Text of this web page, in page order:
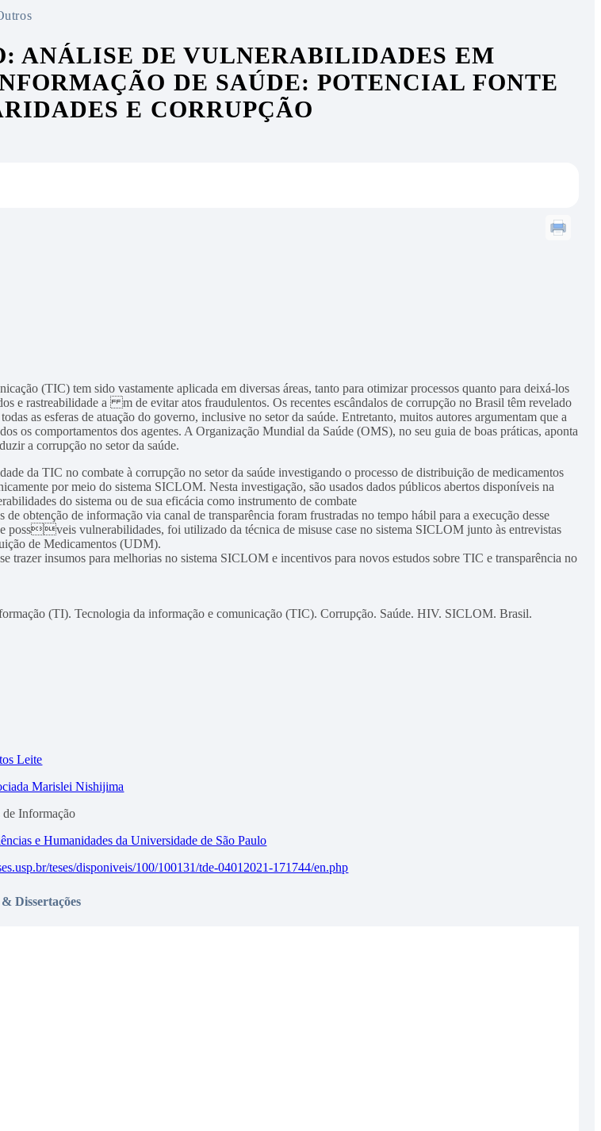
ANÁLISE DE VULNERABILIDADES EM
DE SAÚDE: POTENCIAL FONTE
E CORRUPÇÃO
(TIC) tem sido vastamente aplicada em diversas áreas, tanto para otimizar processos quanto para deixá-los
e rastreabilidade a m de evitar atos fraudulentos. Os recentes escândalos de corrupção no Brasil têm revelado
as esferas de atuação do governo, inclusive no setor da saúde. Entretanto, muitos autores argumentam que a
os comportamentos dos agentes. A Organização Mundial da Saúde (OMS), no seu guia de boas práticas, aponta
a corrupção no setor da saúde.
da TIC no combate à corrupção no setor da saúde investigando o processo de distribuição de medicamentos
por meio do sistema SICLOM. Nesta investigação, são usados dados públicos abertos disponíveis na
do sistema ou de sua eficácia como instrumento de combate
de obtenção de informação via canal de transparência foram frustradas no tempo hábil para a execução desse
possveis vulnerabilidades, foi utilizado da técnica de misuse case no sistema SICLOM junto às entrevistas
de Medicamentos (UDM).
trazer insumos para melhorias no sistema SICLOM e incentivos para novos estudos sobre TIC e transparência no
(TI). Tecnologia da informação e comunicação (TIC). Corrupção. Saúde. HIV. SICLOM. Brasil.
Leite
Marislei Nishijima
de Informação
e Humanidades da Universidade de São Paulo
teses/disponiveis/100/100131/tde-04012021-171744/en.php
& Dissertações